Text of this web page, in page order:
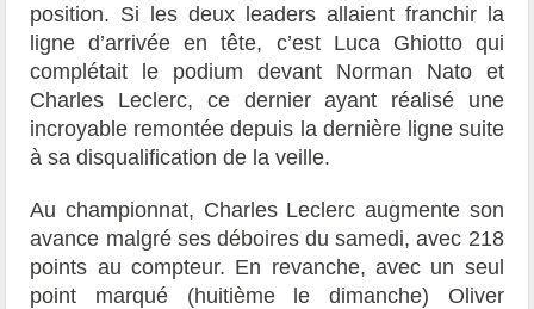
position. Si les deux leaders allaient franchir la
ligne d’arrivée en tête, c’est Luca Ghiotto qui
complétait le podium devant Norman Nato et
Charles Leclerc, ce dernier ayant réalisé une
incroyable remontée depuis la dernière ligne suite
à sa disqualification de la veille.
Au championnat, Charles Leclerc augmente son
avance malgré ses déboires du samedi, avec 218
points au compteur. En revanche, avec un seul
point marqué (huitième le dimanche) Oliver